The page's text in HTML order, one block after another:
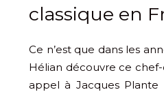
classique en
Ce n’est que dans les
Hélian découvre ce
appel à Jacques